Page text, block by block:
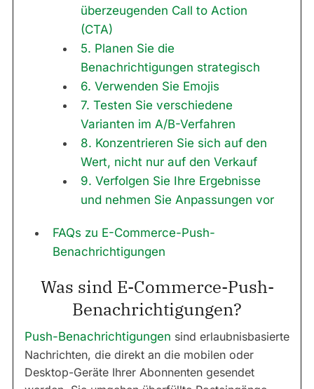
überzeugenden Call to Action
(CTA)
5. Planen Sie die
Benachrichtigungen strategisch
6. Verwenden Sie Emojis
7. Testen Sie verschiedene
Varianten im A/B-Verfahren
8. Konzentrieren Sie sich auf den
Wert, nicht nur auf den Verkauf
9. Verfolgen Sie Ihre Ergebnisse
und nehmen Sie Anpassungen vor
FAQs zu E-Commerce-Push-
Benachrichtigungen
Was sind E-Commerce-Push-
Benachrichtigungen?
Push-Benachrichtigungen sind erlaubnisbasierte
Nachrichten, die direkt an die mobilen oder
Desktop-Geräte Ihrer Abonnenten gesendet